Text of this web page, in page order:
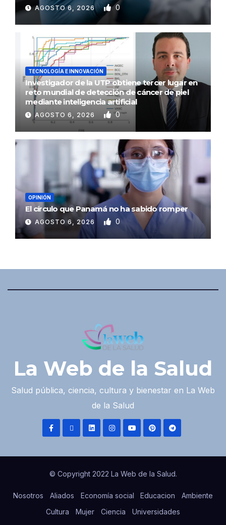
AGOSTO 6, 2026 0
TECNOLOGÍA E INNOVACIÓN
Investigador de la UTP obtiene tercer lugar en
reto mundial de detección de cáncer de piel
mediante inteligencia artificial
AGOSTO 6, 2026 0
OPINIÓN
El círculo que Panamá no ha sabido romper
AGOSTO 6, 2026 0
La Web de la Salud
Salud pública, ciencia, cultura y bienestar en La Web
de la Salud
© Copyright 2022 La Web de la Salud.
Nosotros Aliados Economía social Educacion
Ambiente
Cultura
Mujer Ciencia
Universidades